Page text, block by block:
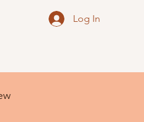
Log In